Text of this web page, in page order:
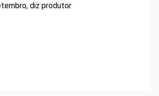
diz produtor